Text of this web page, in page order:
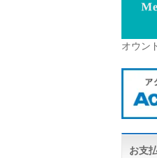
オウン
お支